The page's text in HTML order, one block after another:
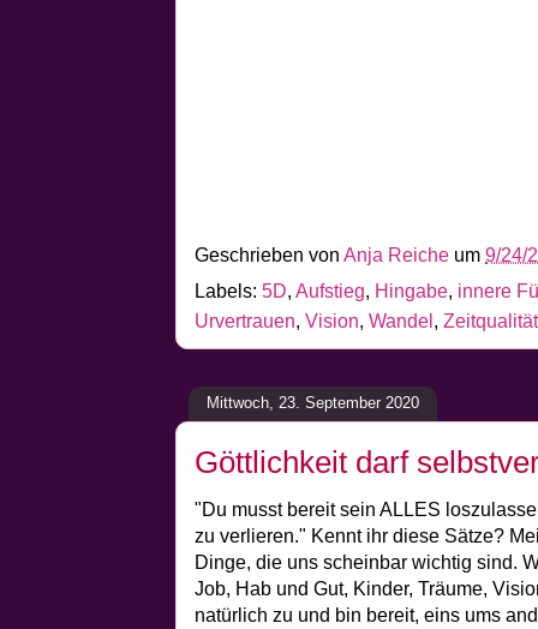
Geschrieben von Anja Reiche um 9/24/
Labels: 5D, Aufstieg, Hingabe, innere
Urvertrauen, Vision, Wandel , Zeitqualität
Mittwoch, 23. September 2020
Göttlichkeit darf
"Du musst bereit sein ALLES
zu verlieren." Kennt ihr diese Sätze?
Dinge, die uns scheinbar wichtig sind.
Job, Hab und Gut, Kinder, Träume,
natürlich zu und bin bereit, eins ums